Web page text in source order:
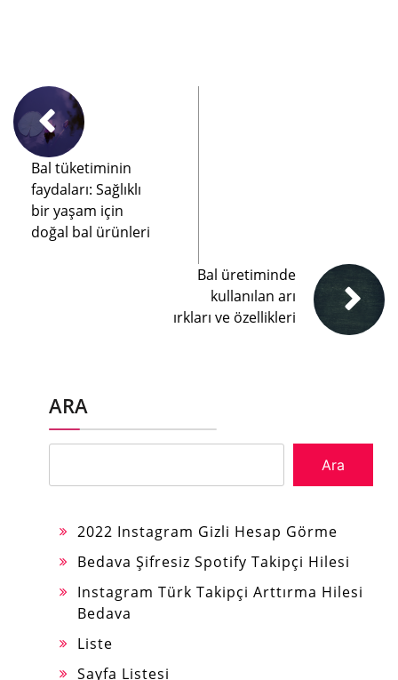
Bal tüketiminin
faydaları: Sağlıklı
bir yaşam için
doğal bal ürünleri
Bal üretiminde
kullanılan arı
ırkları ve özellikleri
ARA
Ara
2022 Instagram Gizli Hesap Görme
Bedava Şifresiz Spotify Takipçi Hilesi
Instagram Türk Takipçi Arttırma Hilesi
Bedava
Liste
Sayfa Listesi